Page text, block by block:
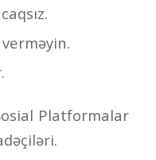
verməyin.
Platformalar